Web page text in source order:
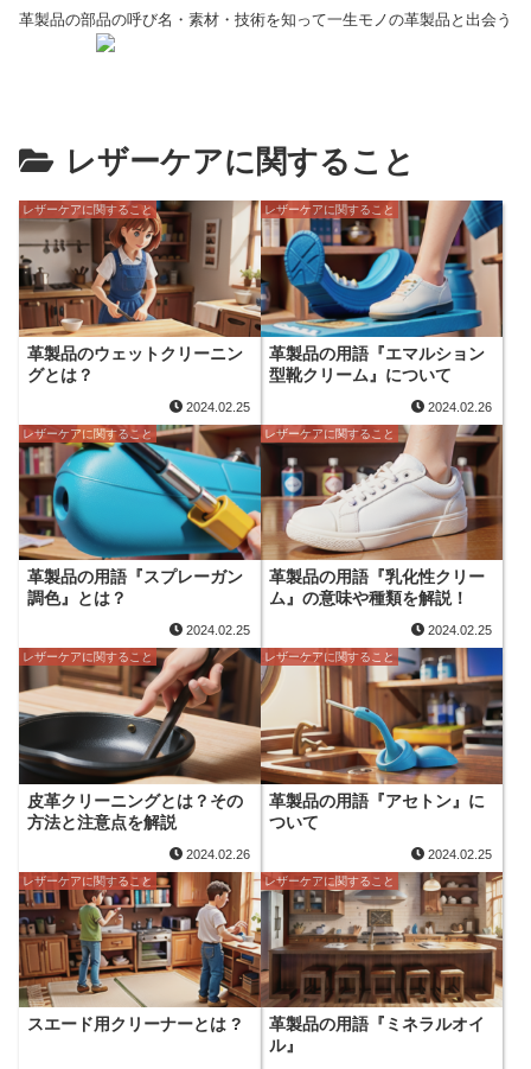
革製品の部品の呼び名・素材・技術を知って一生モノの革製品と出会う
レザーケアに関すること
レザーケアに関すること
革製品のウェットクリーニン
グとは？
2024.02.25
レザーケアに関すること
革製品の用語『エマルション
型靴クリーム』について
2024.02.26
レザーケアに関すること
革製品の用語『スプレーガン
調色』とは？
2024.02.25
レザーケアに関すること
革製品の用語『乳化性クリー
ム』の意味や種類を解説！
2024.02.25
レザーケアに関すること
皮革クリーニングとは？その
方法と注意点を解説
2024.02.26
レザーケアに関すること
革製品の用語『アセトン』に
ついて
2024.02.25
レザーケアに関すること
スエード用クリーナーとは ?
レザーケアに関すること
革製品の用語『ミネラルオイ
ル』